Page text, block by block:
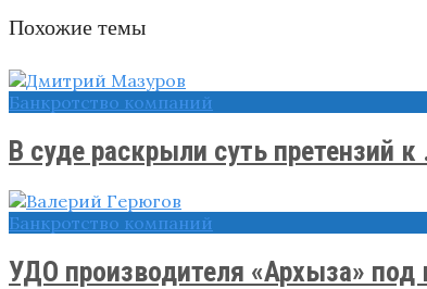
Похожие темы
Банкротство компаний
В суде раскрыли суть претензий к
Банкротство компаний
УДО производителя «Архыза» под